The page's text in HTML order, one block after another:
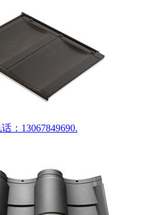
：13067849690.